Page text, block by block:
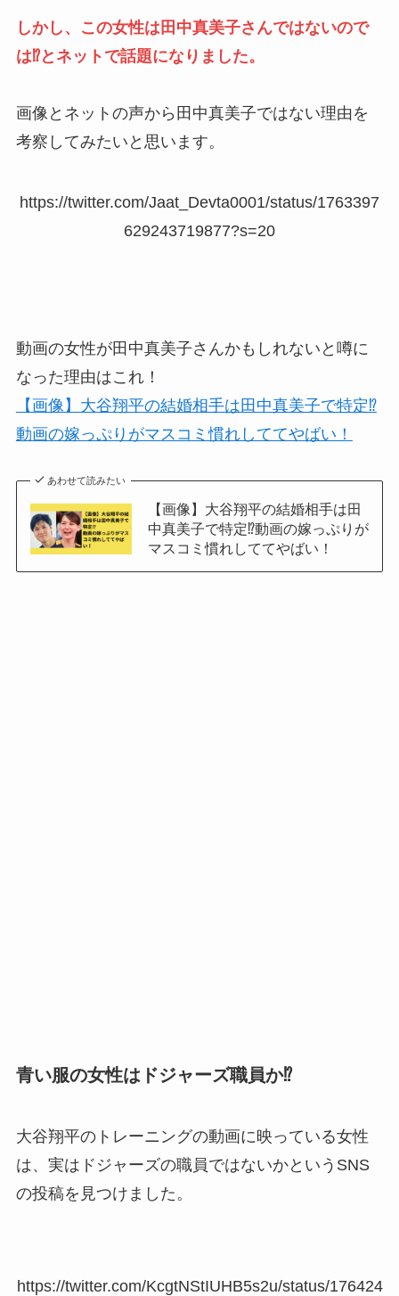
しかし、この女性は田中真美子さんではないので
は⁉とネットで話題になりました。
画像とネットの声から田中真美子ではない理由を
考察してみたいと思います。
https://twitter.com/Jaat_Devta0001/status/1763397
629243719877?s=20
動画の女性が田中真美子さんかもしれないと噂に
なった理由はこれ！
【画像】大谷翔平の結婚相手は田中真美子で特定⁉
動画の嫁っぷりがマスコミ慣れしててやばい！
あわせて読みたい
【画像】大谷翔平の結婚相手は田
中真美子で特定⁉動画の嫁っぷりが
マスコミ慣れしててやばい！
青い服の女性はドジャーズ職員か⁉
大谷翔平のトレーニングの動画に映っている女性
は、実はドジャーズの職員ではないかというSNS
の投稿を見つけました。
https://twitter.com/KcgtNStIUHB5s2u/status/176424